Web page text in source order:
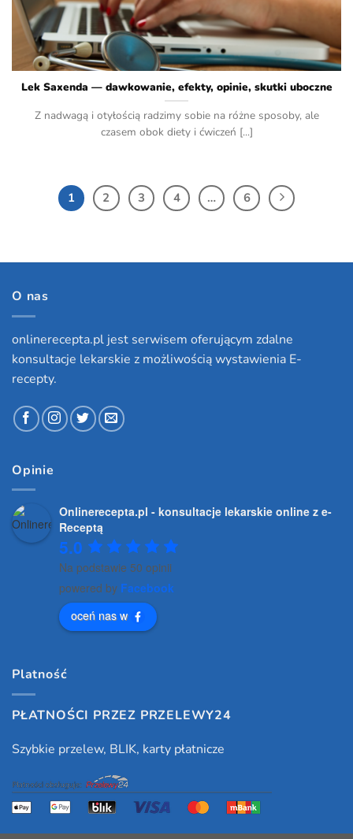
Lek Saxenda — dawkowanie, efekty, opinie, skutki uboczne
Z nadwagą i otyłością radzimy sobie na różne sposoby, ale
czasem obok diety i ćwiczeń [...]
1 2 3 4 … 6
O nas
onlinerecepta.pl jest serwisem oferującym zdalne
konsultacje lekarskie z możliwością wystawienia E-
recepty.
Opinie
Onlinerecepta.pl - konsultacje lekarskie online z e-
Receptą
5.0
Na podstawie 50 opinii
powered by Facebook
oceń nas w
Platność
PŁATNOŚCI PRZEZ PRZELEWY24
Szybkie przelew, BLIK, karty płatnicze